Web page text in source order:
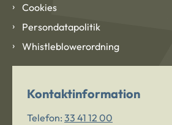
Cookies
Persondatapolitik
Whistleblowerordning
Kontaktinformation
Telefon: 33 41 12 00